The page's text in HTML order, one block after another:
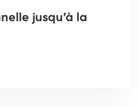
jusqu’à la